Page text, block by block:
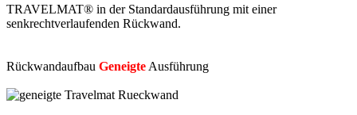
TRAVELMAT® in der Standardausführung mit einer
senkrechtverlaufenden Rückwand.
Rückwandaufbau Geneigte Ausführung